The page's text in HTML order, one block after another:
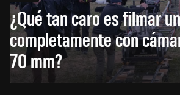
¿Qué tan caro es filmar
completamente con
70 mm?